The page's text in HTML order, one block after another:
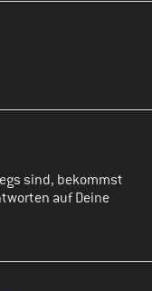
sind, bekommst
auf Deine